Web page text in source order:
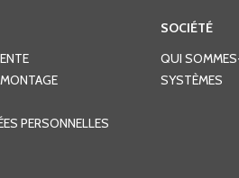
PERSONNELLES
SOCIÉTÉ
QUI
SYSTÈMES